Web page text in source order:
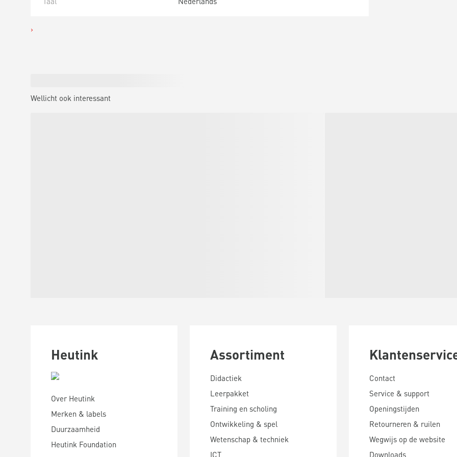
Wellicht ook interessant
Heutink
Over Heutink
Merken & labels
Duurzaamheid
Heutink Foundation
Assortiment
Didactiek
Leerpakket
Training en scholing
Ontwikkeling & spel
Wetenschap & techniek
ICT
Contact
Service & support
Openingstijden
Retourneren & ruilen
Wegwijs op de website
Downloads